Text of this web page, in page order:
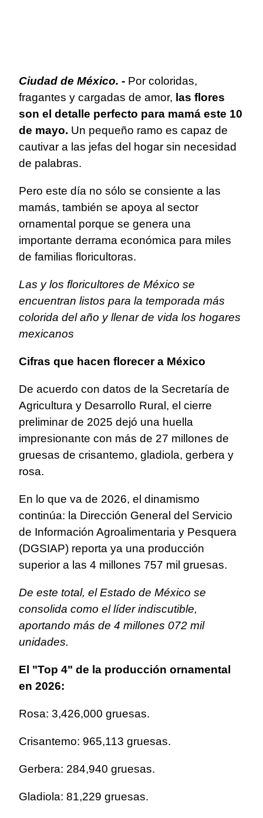
Ciudad de México. - Por coloridas,
fragantes y cargadas de amor, las flores
son el detalle perfecto para mamá este 10
de mayo. Un pequeño ramo es capaz de
cautivar a las jefas del hogar sin necesidad
de palabras.
Pero este día no sólo se consiente a las
mamás, también se apoya al sector
ornamental porque se genera una
importante derrama económica para miles
de familias floricultoras.
Las y los floricultores de México se
encuentran listos para la temporada más
colorida del año y llenar de vida los hogares
mexicanos
Cifras que hacen florecer a México
De acuerdo con datos de la Secretaría de
Agricultura y Desarrollo Rural, el cierre
preliminar de 2025 dejó una huella
impresionante con más de 27 millones de
gruesas de crisantemo, gladiola, gerbera y
rosa.
En lo que va de 2026, el dinamismo
continúa: la Dirección General del Servicio
de Información Agroalimentaria y Pesquera
(DGSIAP) reporta ya una producción
superior a las 4 millones 757 mil gruesas.
De este total, el Estado de México se
consolida como el líder indiscutible,
aportando más de 4 millones 072 mil
unidades.
El "Top 4" de la producción ornamental
en 2026:
Rosa: 3,426,000 gruesas.
Crisantemo: 965,113 gruesas.
Gerbera: 284,940 gruesas.
Gladiola: 81,229 gruesas.